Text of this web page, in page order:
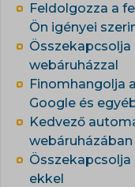
Feldolgozza a
Ön igényei
webáruházzal
Finomhangolja
Google és
Kedvező
webáruházában
ekkel